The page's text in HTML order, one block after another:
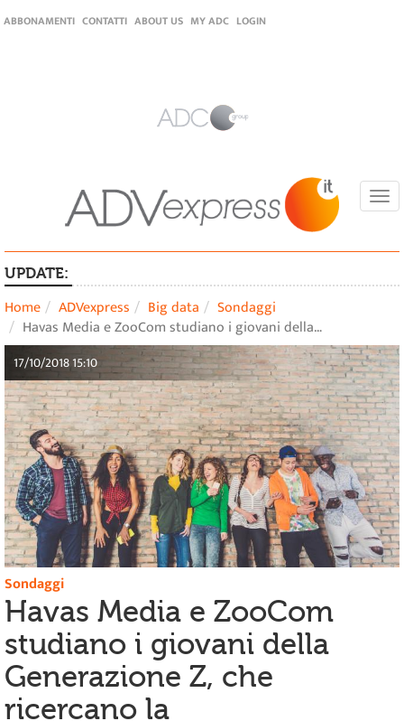
ABBONAMENTI CONTATTI ABOUT US MY ADC LOGIN
UPDATE:
Home ADVexpress Big data
Sondaggi
Havas Media e ZooCom studiano i giovani della…
17/10/2018 15:10
Sondaggi
Havas Media e ZooCom
studiano i giovani della
Generazione Z, che
ricercano la